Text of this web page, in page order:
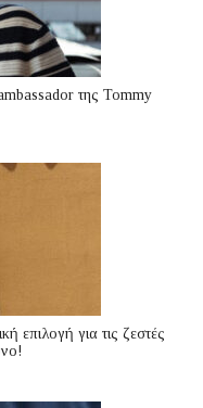
της Tommy
επιλογή για τις ζεστές